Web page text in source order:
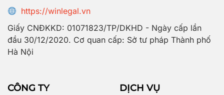
https://winlegal.vn
Giấy CNĐKKD: 01071823/TP/DKHD - Ngày cấp lần
đầu 30/12/2020. Cơ quan cấp: Sở tư pháp Thành phố
Hà Nội
CÔNG TY DỊCH VỤ